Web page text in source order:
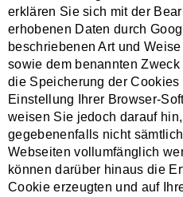
erklären Sie sich mit der
erhobenen Daten durch
beschriebenen Art und
sowie dem benannten
die Speicherung der
Einstellung Ihrer Browser-
weisen Sie jedoch darauf
gegebenenfalls nicht
Webseiten vollumfänglich
können darüber hinaus die
Cookie erzeugten und auf